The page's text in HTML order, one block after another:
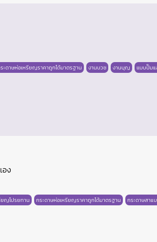
ะดาษห่อเหรียญราคาถูกได้มาตรฐาน งานบวช งานบุญ
เเบบปั๊ม
ง
ยญโปรยทาน กระดาษห่อเหรียญราคาถูกได้มาตรฐาน กระดาษสาแ